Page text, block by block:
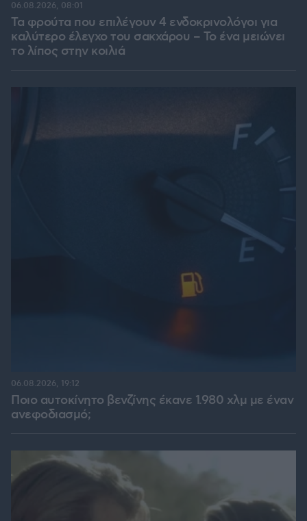
Τα φρούτα που επιλέγουν 4 ενδοκρινολόγοι για
καλύτερο έλεγχο του σακχάρου – Το ένα μειώνει
το λίπος στην κοιλιά
06.08.2026, 08:01
Ποιο αυτοκίνητο βενζίνης έκανε 1.980 χλμ με έναν
ανεφοδιασμό;
06.08.2026, 19:12